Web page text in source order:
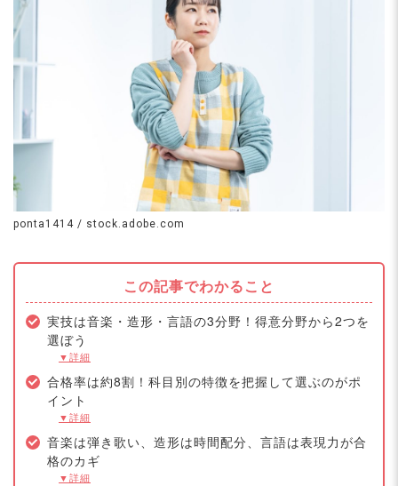
ponta1414 / stock.adobe.com
この記事でわかること
実技は音楽・造形・言語の3分野！得意分野から2つを
選ぼう
▼詳細
合格率は約8割！科目別の特徴を把握して選ぶのがポ
イント
▼詳細
音楽は弾き歌い、造形は時間配分、言語は表現力が合
格のカギ
▼詳細